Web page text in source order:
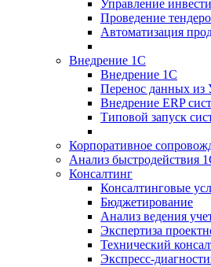
Управление
Проведение
Автоматизация
Внедрение 1С
Внедрение 1С
Перенос данных
Внедрение ERP
Типовой запуск
Корпоративное
Анализ быстродействия
Консалтинг
Консалтинговые
Бюджетирование
Анализ ведения
Экспертиза
Технический
Экспресс-